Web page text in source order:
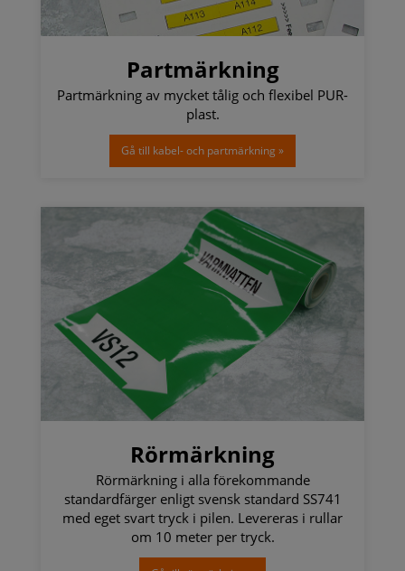
Partmärkning
Partmärkning av mycket tålig och flexibel PUR-
plast.
Gå till kabel- och partmärkning »
Rörmärkning
Rörmärkning i alla förekommande
standardfärger enligt svensk standard SS741
med eget svart tryck i pilen. Levereras i rullar
om 10 meter per tryck.